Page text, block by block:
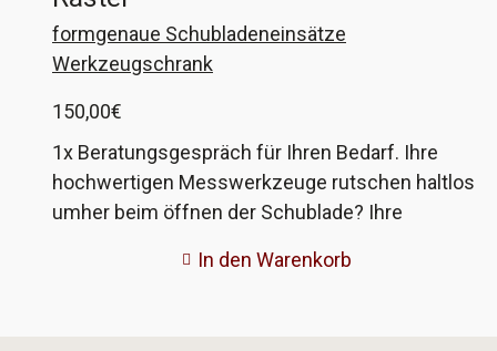
formgenaue Schubladeneinsätze
Werkzeugschrank
150,00€
1x Beratungsgespräch für Ihren Bedarf. Ihre
hochwertigen Messwerkzeuge rutschen haltlos
umher beim öffnen der Schublade? Ihre
beim schließen derselben? Der 3D-Taster wird
In den Warenkorb